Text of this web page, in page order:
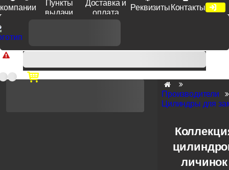
компании
Пункты
выдачи
Доставка и
оплата
Реквизиты Контакты
Доп. скидка от цен на сайте 7% при заказе от 50 тыс. руб
продукции Venezia, Fratelli, Tupai, Extreza, Melodia, Forme при
оплате по счету.
Производители
Цилиндры для
личинок